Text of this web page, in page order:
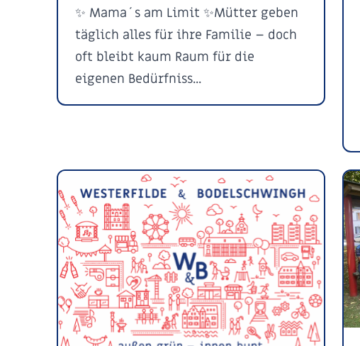
✨ Mama´s am Limit ✨Mütter geben
täglich alles für ihre Familie – doch
oft bleibt kaum Raum für die
eigenen Bedürfniss...